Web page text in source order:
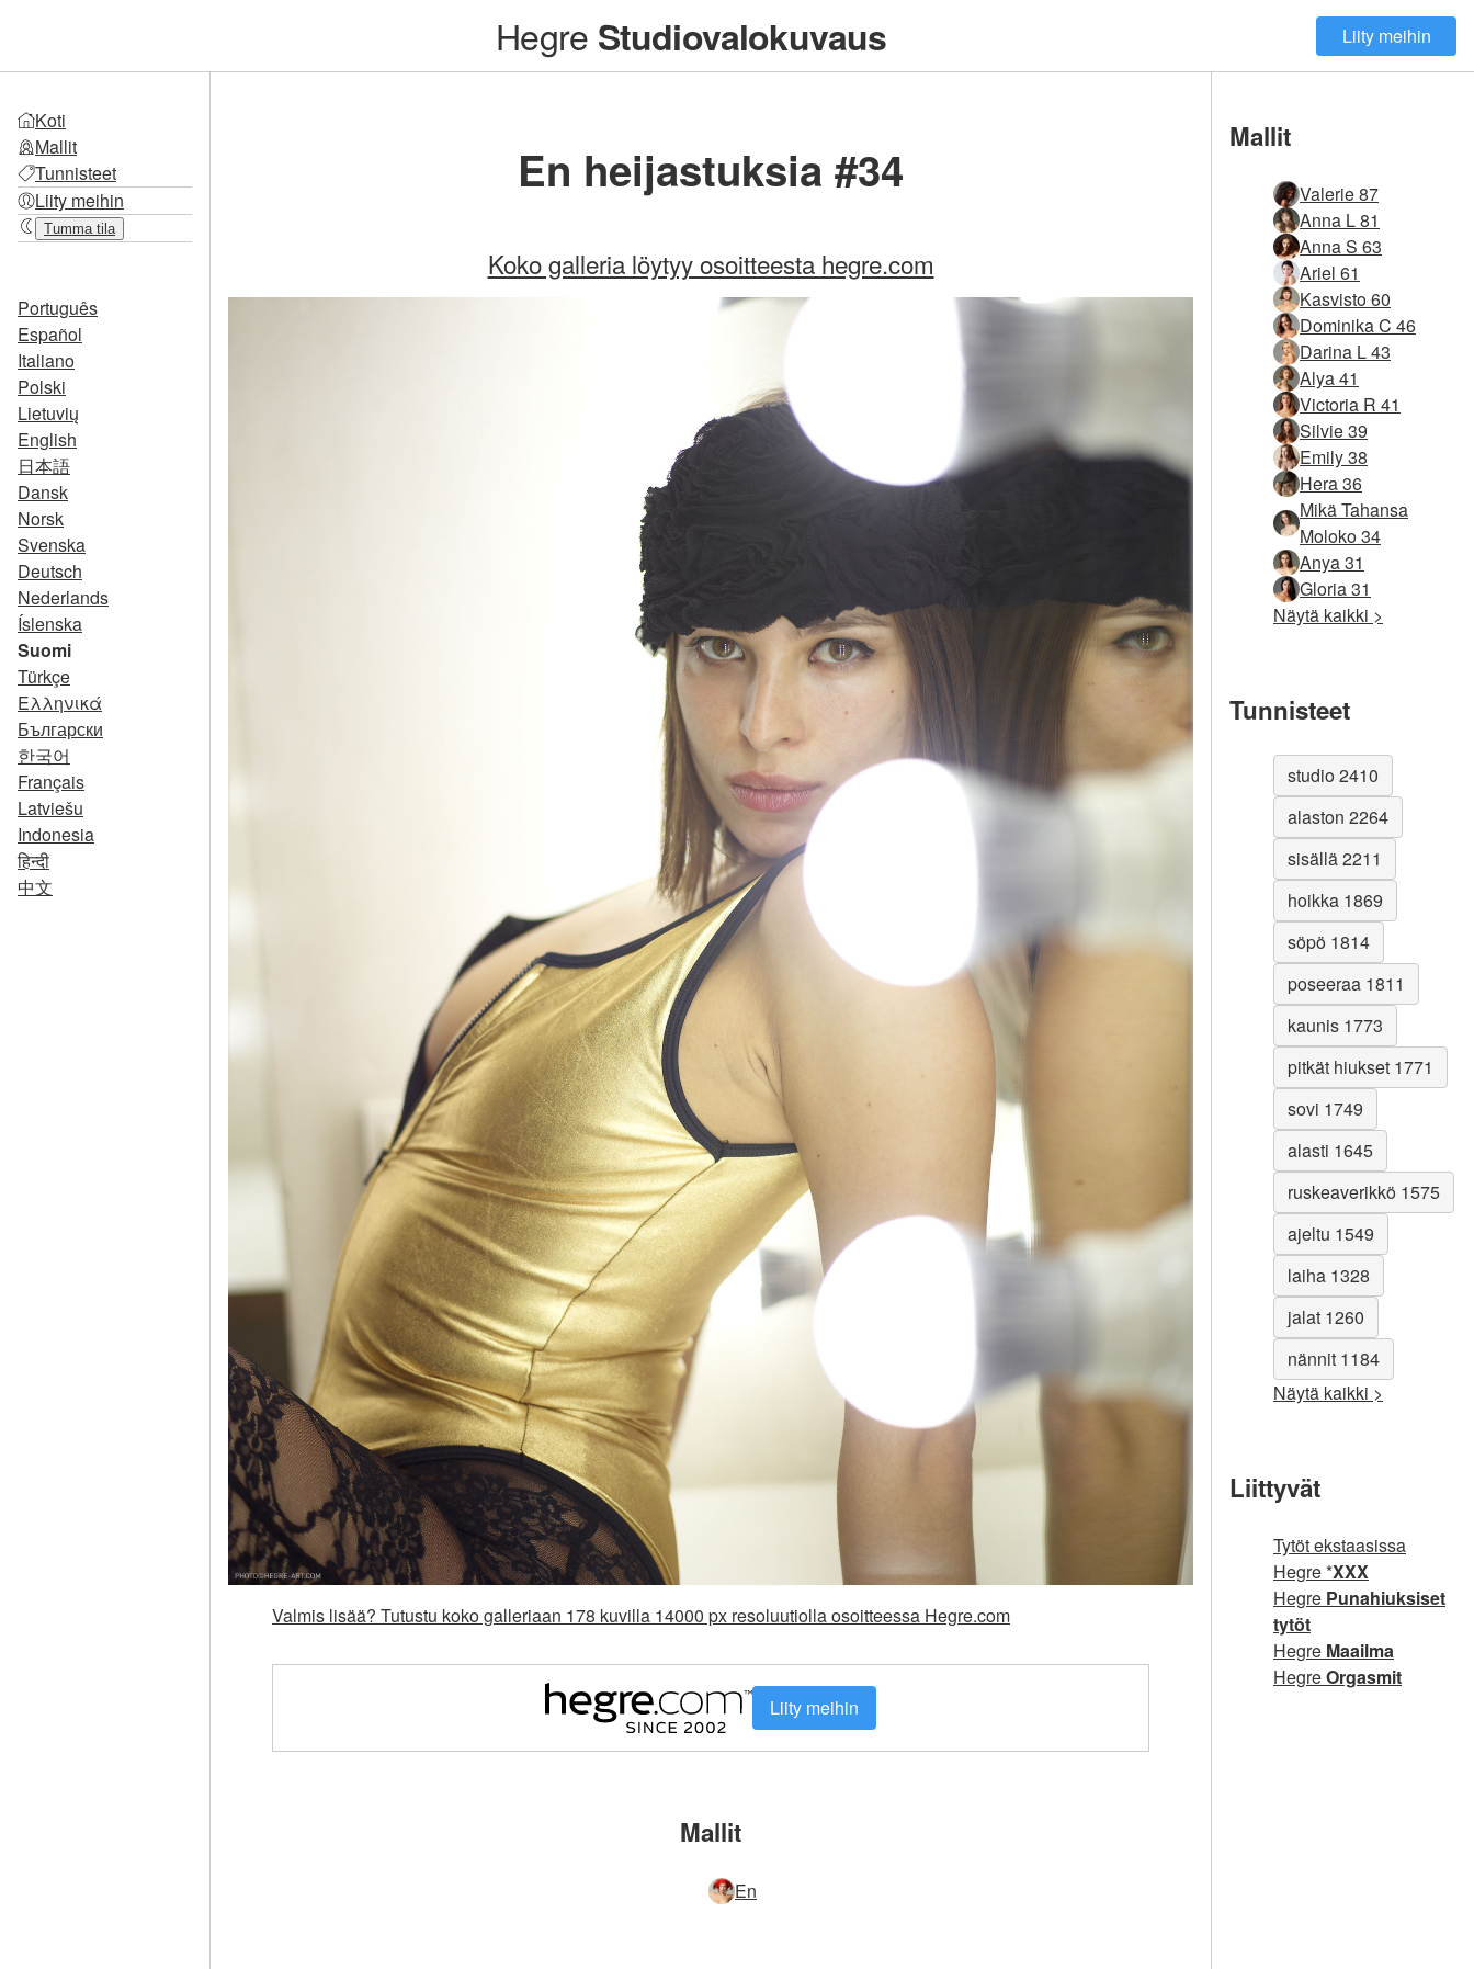
Hegre Studiovalokuvaus Liity meihin
Koti
Mallit
Tunnisteet
Liity meihin
Tumma tila
Português
Español
Italiano
Polski
Lietuvių
English
日本語
Dansk
Norsk
Svenska
Deutsch
Nederlands
Íslenska
Suomi
Türkçe
Ελληνικά
Български
한국어
Français
Latviešu
Indonesia
हिन्दी
中文
En heijastuksia #34
Koko galleria löytyy osoitteesta hegre.com
Valmis lisää? Tutustu koko galleriaan 178 kuvilla 14000 px resoluutiolla osoitteessa Hegre.com
Liity meihin
Mallit
En
Mallit
Valerie 87
Anna L 81
Anna S 63
Ariel 61
Kasvisto 60
Dominika C 46
Darina L 43
Alya 41
Victoria R 41
Silvie 39
Emily 38
Hera 36
Mikä Tahansa
Moloko 34
Anya 31
Gloria 31
Näytä kaikki >
Tunnisteet
studio 2410
alaston 2264
sisällä 2211
hoikka 1869
söpö 1814
poseeraa 1811
kaunis 1773
pitkät hiukset 1771
sovi 1749
alasti 1645
ruskeaverikkö 1575
ajeltu 1549
laiha 1328
jalat 1260
nännit 1184
Näytä kaikki >
Liittyvät
Tytöt ekstaasissa
Hegre *XXX
Hegre Punahiuksiset
tytöt
Hegre Maailma
HegreOrgasmit